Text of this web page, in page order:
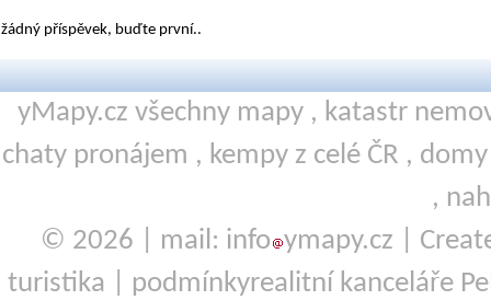
žádný příspěvek, buďte první..
yMapy.cz všechny mapy , katastr
chaty pronájem , kempy z celé ČR ,
,
© 2026 | mail: info ymapy.cz |
turistika
podmínkyrealitní kanceláře